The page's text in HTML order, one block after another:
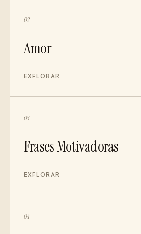
02
Amor
EXPLORAR
03
Frases Motivadoras
EXPLORAR
04